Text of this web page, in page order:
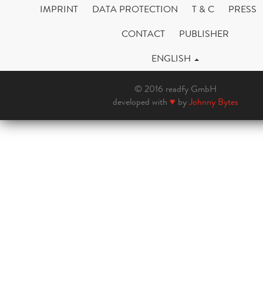
IMPRINT DATA PROTECTION T & C
PRESS
CONTACT
PUBLISHER
ENGLISH
© 2016 readfy GmbH
developed with ♥ byJohnny Bytes